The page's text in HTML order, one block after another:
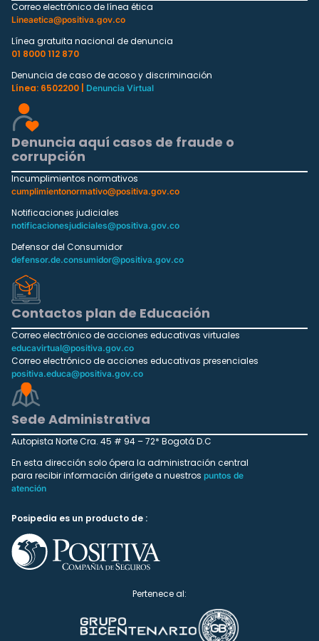
Correo electrónico de línea ética
Lineaetica@positiva.gov.co
Línea gratuita nacional de denuncia
01 8000 112 870
Denuncia de caso de acoso y discriminación
Línea: 6502200 |
Denuncia Virtual
Denuncia aquí casos de fraude o
corrupción
Incumplimientos normativos
cumplimientonormativo@positiva.gov.co
Notificaciones judiciales
notificacionesjudiciales@positiva.gov.co
Defensor del Consumidor
defensor.de.consumidor@positiva.gov.co
Contactos plan de Educación
Correo electrónico de acciones educativas virtuales
educavirtual@positiva.gov.co
Correo electrónico de acciones educativas presenciales
positiva.educa@positiva.gov.co
Sede Administrativa
Autopista Norte Cra. 45 # 94 – 72* Bogotá D.C
En esta dirección solo ópera la administración central
para recibir información dirígete a nuestros puntos de
atención
Posipedia es un producto de :
Pertenece al: